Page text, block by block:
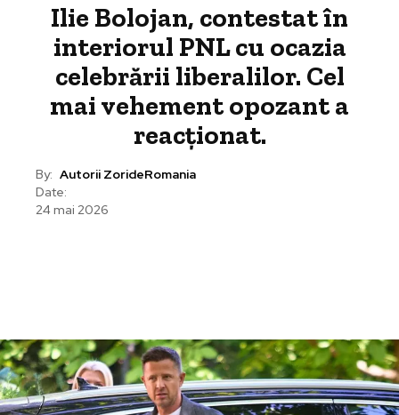
Ilie Bolojan, contestat în
interiorul PNL cu ocazia
celebrării liberalilor. Cel
mai vehement opozant a
reacționat.
By: Autorii ZorideRomania
Date:
24 mai 2026